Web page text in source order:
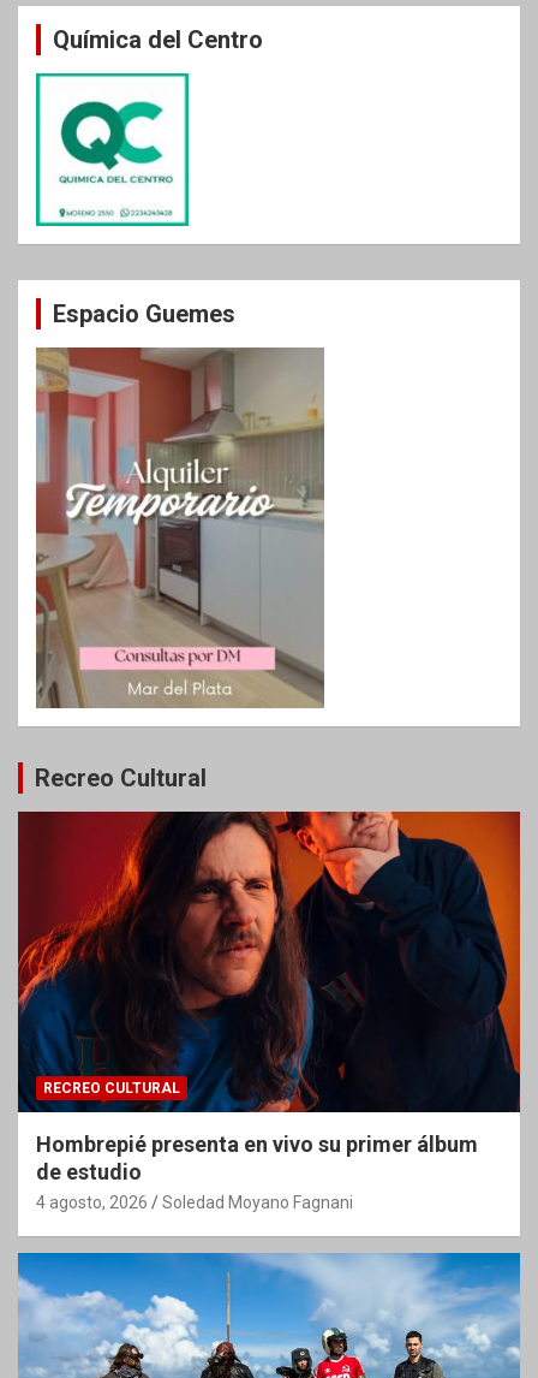
Química del Centro
Espacio Guemes
Recreo Cultural
RECREO CULTURAL
Hombrepié presenta en vivo su primer álbum
de estudio
4 agosto, 2026 Soledad Moyano Fagnani